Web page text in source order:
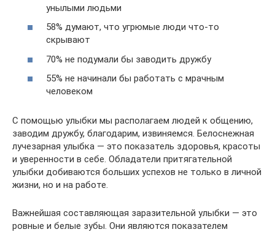
унылыми людьми
58% думают, что угрюмые люди что-то
скрывают
70% не подумали бы заводить дружбу
55% не начинали бы работать с мрачным
человеком
С помощью улыбки мы располагаем людей к общению,
заводим дружбу, благодарим, извиняемся. Белоснежная
лучезарная улыбка — это показатель здоровья, красоты
и уверенности в себе. Обладатели притягательной
улыбки добиваются больших успехов не только в личной
жизни, но и на работе.
Важнейшая составляющая заразительной улыбки — это
ровные и белые зубы. Они являются показателем